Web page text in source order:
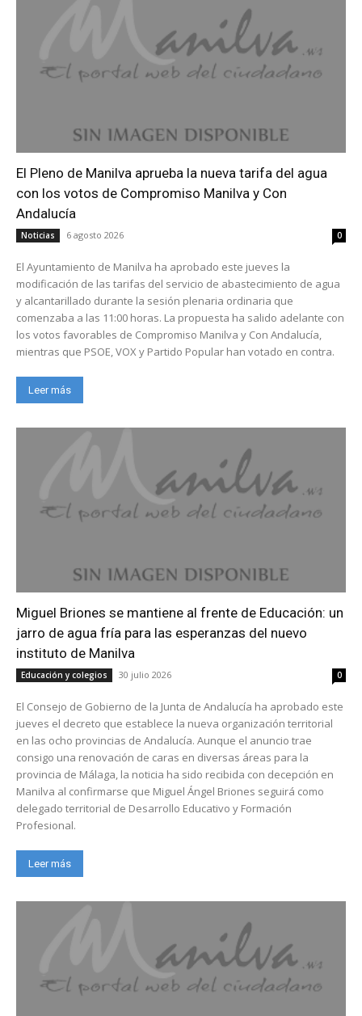
El Pleno de Manilva aprueba la nueva tarifa del agua
con los votos de Compromiso Manilva y Con
Andalucía
Noticias 6 agosto 2026 0
El Ayuntamiento de Manilva ha aprobado este jueves la
modificación de las tarifas del servicio de abastecimiento de agua
y alcantarillado durante la sesión plenaria ordinaria que
comenzaba a las 11:00 horas. La propuesta ha salido adelante con
los votos favorables de Compromiso Manilva y Con Andalucía,
mientras que PSOE, VOX y Partido Popular han votado en contra.
Leer más
Miguel Briones se mantiene al frente de Educación: un
jarro de agua fría para las esperanzas del nuevo
instituto de Manilva
Educación y colegios 30 julio 2026 0
El Consejo de Gobierno de la Junta de Andalucía ha aprobado este
jueves el decreto que establece la nueva organización territorial
en las ocho provincias de Andalucía. Aunque el anuncio trae
consigo una renovación de caras en diversas áreas para la
provincia de Málaga, la noticia ha sido recibida con decepción en
Manilva al confirmarse que Miguel Ángel Briones seguirá como
delegado territorial de Desarrollo Educativo y Formación
Profesional.
Leer más